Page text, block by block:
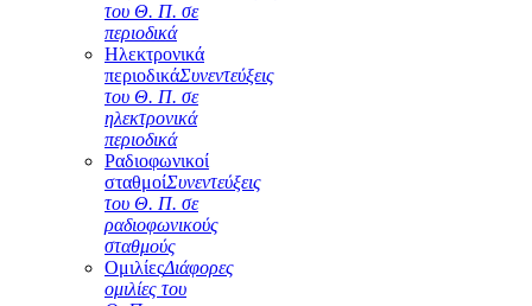
του Θ. Π. σε
περιοδικά
Ηλεκτρονικά
περιοδικάΣυνεντεύξεις
του Θ. Π. σε
ηλεκτρονικά
περιοδικά
Ραδιοφωνικοί
σταθμοίΣυνεντεύξεις
του Θ. Π. σε
ραδιοφωνικούς
σταθμούς
ΟμιλίεςΔιάφορες
ομιλίες του